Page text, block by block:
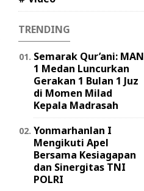
TRENDING
Semarak Qur’ani: MAN
1 Medan Luncurkan
Gerakan 1 Bulan 1 Juz
di Momen Milad
Kepala Madrasah
Yonmarhanlan I
Mengikuti Apel
Bersama Kesiagapan
dan Sinergitas TNI
POLRI